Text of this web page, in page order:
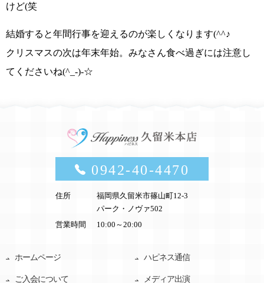
けど(笑
結婚すると年間行事を迎えるのが楽しくなります(^^♪
クリスマスの次は年末年始。みなさん食べ過ぎには注意し
てくださいね(^_-)-☆
0942-40-4470
住所
福岡県久留米市篠山町12-3
パーク・ノヴァ502
営業時間
10:00～20:00
ホームページ
ご入会について
ハピネス通信
メディア出演